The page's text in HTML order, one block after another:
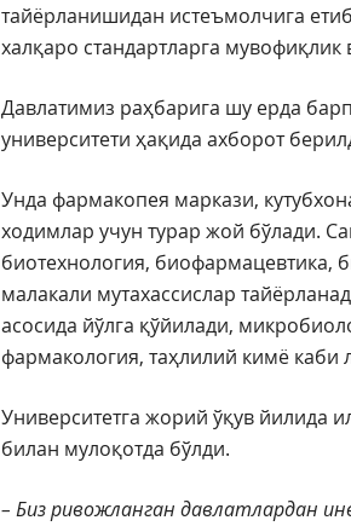
тайёрланишидан истеъмолчига
халқаро стандартларга
Давлатимиз раҳбарига шу ерда
университети ҳақида ахборот
Унда фармакопея маркази,
ходимлар учун турар жой бўлади.
биотехнология,
малакали мутахассислар
асосида йўлга қўйилади,
фармакология, таҳлилий кимё каби
Университетга жорий ўқув йилида
билан мулоқотда бўлди.
– Биз ривожланган давлатлардан